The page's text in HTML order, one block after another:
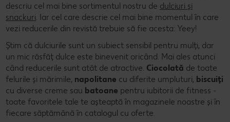
descriu cel mai bine sortimentul nostru de dulciuri și
snackuri. Iar cel care descrie cel mai bine momentul în care
vezi reducerile din revistă trebuie să fie acesta: Yeey!
Știm că dulciurile sunt un subiect sensibil pentru mulți, dar
un mic răsfăț dulce este binevenit oricând. Mai ales atunci
când reducerile sunt atât de atractive. Ciocolată de toate
felurile și mărimile, napolitane cu diferite umpluturi, biscuiți
cu diverse creme sau batoane pentru iubitorii de fitness -
toate favoritele tale te așteaptă în magazinele noastre și în
fiecare săptămână în catalogul cu oferte.